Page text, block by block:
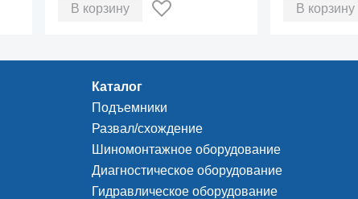
В корзину В корзину
Каталог
Подъемники
Развал/схождение
Шиномонтажное оборудование
Диагностическое оборудование
Гидравлическое оборудование